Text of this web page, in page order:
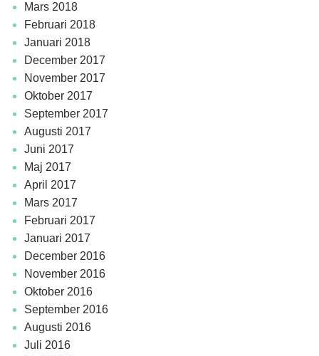
mars 2018
februari 2018
januari 2018
december 2017
november 2017
oktober 2017
september 2017
augusti 2017
juni 2017
maj 2017
april 2017
mars 2017
februari 2017
januari 2017
december 2016
november 2016
oktober 2016
september 2016
augusti 2016
juli 2016